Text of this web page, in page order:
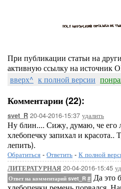
При публикации статьи на
активную ссылку на
вверх^ к полной версии
Комментарии (22):
svet_R 20-04-2016-15:37 удалить
Ну блин.... Сижу, думаю, че его
хлебопечку запихал и красота..
лепить).
Обратиться - Ответить - К полной
ЛИТЕРАТУРНАЯ 20-04-2016-15:45
Ответ на комментарий svet_R # Да это